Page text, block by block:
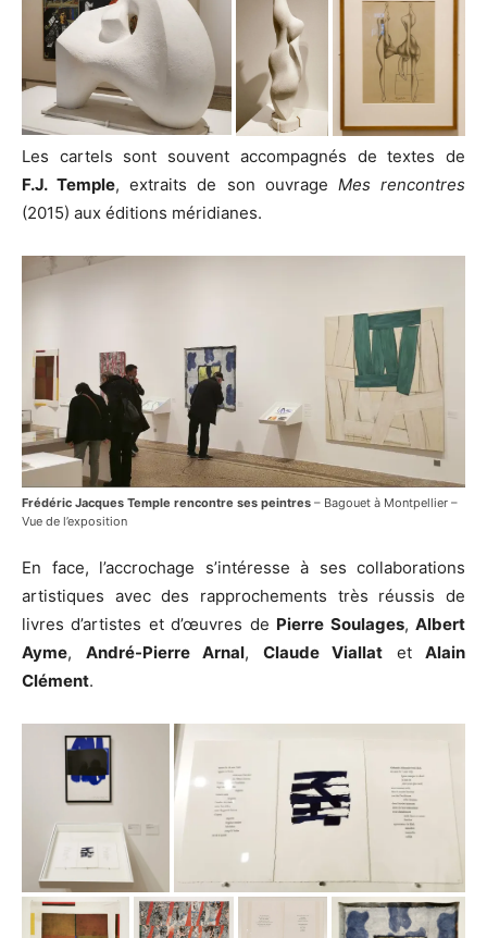
Les cartels sont souvent accompagnés de textes de
F.J. Temple, extraits de son ouvrage Mes rencontres
(2015) aux éditions méridianes.
Frédéric Jacques Temple rencontre ses peintres – Bagouet à Montpellier –
Vue de l’exposition
En face, l’accrochage s’intéresse à ses collaborations
artistiques avec des rapprochements très réussis de
livres d’artistes et d’œuvres de Pierre Soulages,Albert
Ayme, André-Pierre Arnal, Claude Viallat et Alain
Clément.